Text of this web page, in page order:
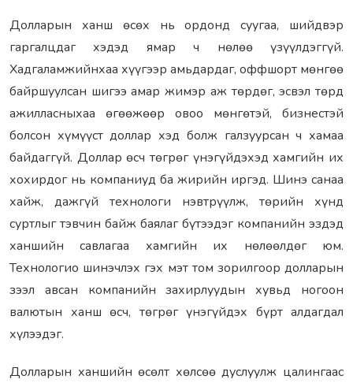
Долларын ханш өсөх нь ордонд суугаа, шийдвэр
гаргалцдаг хэдэд ямар ч нөлөө үзүүлдэггүй.
Хадгаламжийнхаа хүүгээр амьдардаг, оффшорт мөнгөө
байршуулсан шигээ амар жимэр аж төрдөг, эсвэл төрд
ажилласныхаа өгөөжөөр овоо мөнгөтэй, бизнестэй
болсон хүмүүст доллар хэд болж галзуурсан ч хамаа
байдаггүй. Доллар өсч төгрөг үнэгүйдэхэд хамгийн их
хохирдог нь компаниуд ба жирийн иргэд. Шинэ санаа
хайж, дажгүй технологи нэвтрүүлж, төрийн хүнд
суртлыг тэвчин байж баялаг бүтээдэг компанийн эздэд
ханшийн савлагаа хамгийн их нөлөөлдөг юм.
Технологио шинэчлэх гэх мэт том зорилгоор долларын
зээл авсан компанийн захирлуудын хувьд ногоон
валютын ханш өсч, төгрөг үнэгүйдэх бүрт алдагдал
хүлээдэг.
Долларын ханшийн өсөлт хөлсөө дуслуулж цалингаас